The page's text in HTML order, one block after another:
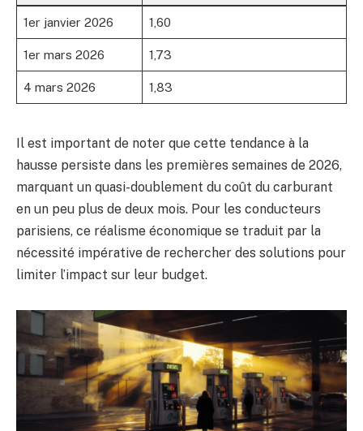
1er janvier 2026 1,60
1er mars 2026 1,73
4 mars 2026 1,83
Il est important de noter que cette tendance à la
hausse persiste dans les premières semaines de 2026,
marquant un quasi-doublement du coût du carburant
en un peu plus de deux mois. Pour les conducteurs
parisiens, ce réalisme économique se traduit par la
nécessité impérative de rechercher des solutions pour
limiter l’impact sur leur budget.